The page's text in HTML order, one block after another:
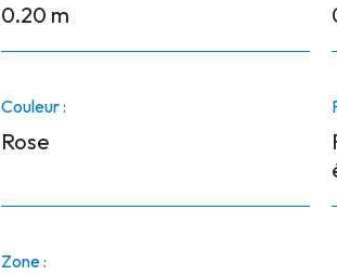
0.20 m
Couleur :
Rose
Zone :